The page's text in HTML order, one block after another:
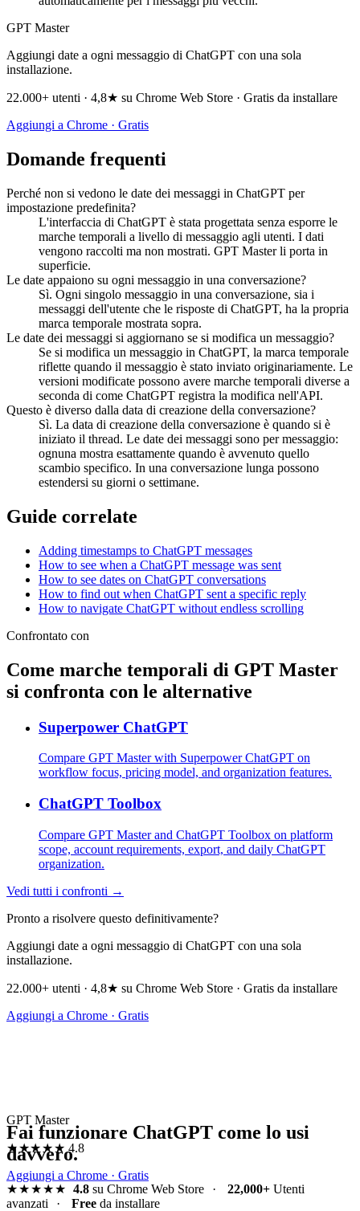
GPT Master
Aggiungi date a ogni messaggio di ChatGPT con una sola
installazione.
22.000+ utenti · 4,8★ su Chrome Web Store · Gratis da installare
Aggiungi a Chrome · Gratis
Domande frequenti
Perché non si vedono le date dei messaggi in ChatGPT per
impostazione predefinita?
L'interfaccia di ChatGPT è stata progettata senza esporre le
marche temporali a livello di messaggio agli utenti. I dati
vengono raccolti ma non mostrati. GPT Master li porta in
superficie.
Le date appaiono su ogni messaggio in una conversazione?
Sì. Ogni singolo messaggio in una conversazione, sia i
messaggi dell'utente che le risposte di ChatGPT, ha la propria
marca temporale mostrata sopra.
Le date dei messaggi si aggiornano se si modifica un messaggio?
Se si modifica un messaggio in ChatGPT, la marca temporale
riflette quando il messaggio è stato inviato originariamente. Le
versioni modificate possono avere marche temporali diverse a
seconda di come ChatGPT registra la modifica nell'API.
Questo è diverso dalla data di creazione della conversazione?
Sì. La data di creazione della conversazione è quando si è
iniziato il thread. Le date dei messaggi sono per messaggio:
ognuna mostra esattamente quando è avvenuto quello
scambio specifico. In una conversazione lunga possono
estendersi su giorni o settimane.
Guide correlate
Adding timestamps to ChatGPT messages
How to see when a ChatGPT message was sent
How to see dates on ChatGPT conversations
How to find out when ChatGPT sent a specific reply
How to navigate ChatGPT without endless scrolling
Confrontato con
Come marche temporali di GPT Master
si confronta con le alternative
Superpower ChatGPT
Compare GPT Master with Superpower ChatGPT on
workflow focus, pricing model, and organization features.
ChatGPT Toolbox
Compare GPT Master and ChatGPT Toolbox on platform
scope, account requirements, export, and daily ChatGPT
organization.
Vedi tutti i confronti →
Pronto a risolvere questo definitivamente?
Aggiungi date a ogni messaggio di ChatGPT con una sola
installazione.
22.000+ utenti · 4,8★ su Chrome Web Store · Gratis da installare
Aggiungi a Chrome · Gratis
GPT Master
★★★★★ 4.8
Aggiungi a Chrome · Gratis
Fai funzionare ChatGPT come lo usi
davvero.
★★★★★ 4.8su Chrome Web Store · 22,000+Utenti
avanzati
· Free da installare